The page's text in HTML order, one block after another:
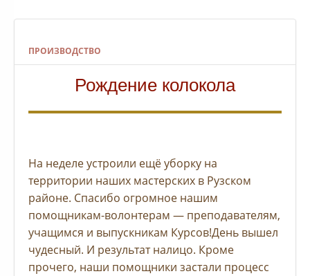
ПРОИЗВОДСТВО
Рождение колокола
На неделе устроили ещё уборку на
территории наших мастерских в Рузском
районе. Спасибо огромное нашим
помощникам-волонтерам — преподавателям,
учащимся и выпускникам Курсов!День вышел
чудесный. И результат налицо. Кроме
прочего, наши помощники застали процесс